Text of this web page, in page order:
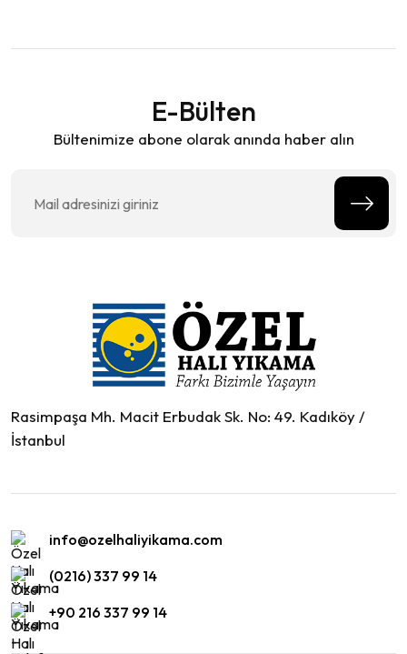
E-Bülten
Bültenimize abone olarak anında haber alın
Rasimpaşa Mh. Macit Erbudak Sk. No: 49. Kadıköy /
İstanbul
info@ozelhaliyikama.com
(0216) 337 99 14
+90 216 337 99 14